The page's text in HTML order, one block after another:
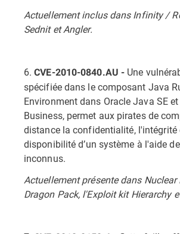
Actuellement inclus dans Infinity /
Sednit et Angler.
6.CVE-2010-0840.AU - Une
spécifiée dans le composant Java
Environment dans Oracle Java SE
Business, permet aux pirates de
distance la confidentialité, l'intégrité
disponibilité d’un système à l'aide
inconnus.
Actuellement présente dans Nuclear
Dragon Pack, l'Exploit kit Hierarchy